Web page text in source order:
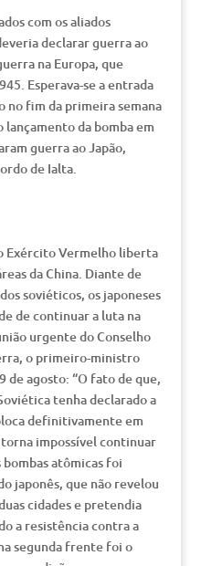
com os aliados
declarar guerra ao
na Europa, que
Esperava-se a entrada
no fim da primeira semana
lançamento da bomba em
guerra ao Japão,
de Ialta.
Exército Vermelho liberta
da China. Diante de
soviéticos, os japoneses
de continuar a luta na
urgente do Conselho
o primeiro-ministro
de agosto: “O fato de que,
tenha declarado a
definitivamente em
torna impossível continuar
bombas atômicas foi
japonês, que não revelou
cidades e pretendia
a resistência contra a
segunda frente foi o